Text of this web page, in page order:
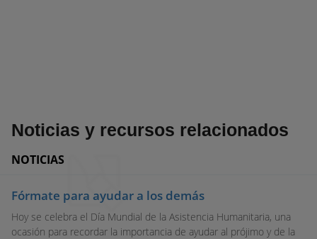
Noticias y recursos relacionados
NOTICIAS
Fórmate para ayudar a los demás
Hoy se celebra el Día Mundial de la Asistencia Humanitaria, una
ocasión para recordar la importancia de ayudar al prójimo y de la